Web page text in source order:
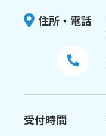
住所・電話
受付時間